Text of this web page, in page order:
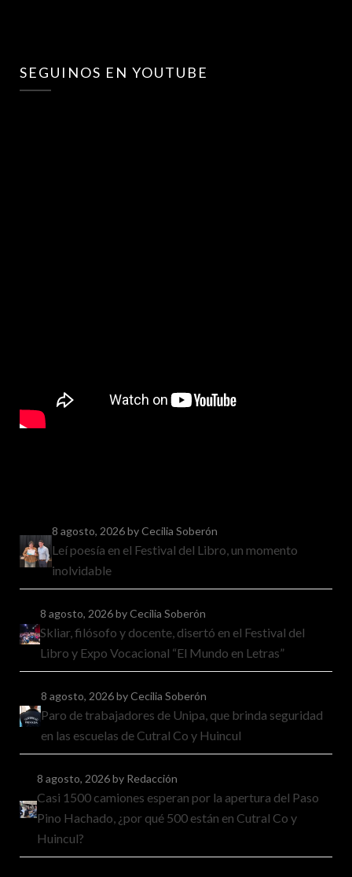
SEGUINOS EN YOUTUBE
8 agosto, 2026by Cecilia Soberón
Leí poesía en el Festival del Libro, un momento
inolvidable
8 agosto, 2026by Cecilia Soberón
Skliar, filósofo y docente, disertó en el Festival del
Libro y Expo Vocacional “El Mundo en Letras”
8 agosto, 2026by Cecilia Soberón
Paro de trabajadores de Unipa, que brinda seguridad
en las escuelas de Cutral Co y Huincul
8 agosto, 2026by Redacción
Casi 1500 camiones esperan por la apertura del Paso
Pino Hachado, ¿por qué 500 están en Cutral Co y
Huincul?